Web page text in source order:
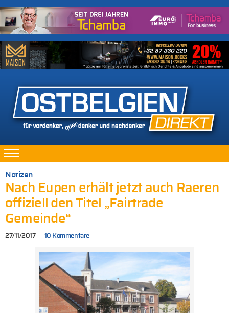
Notizen
Nach Eupen erhält jetzt auch Raeren
offiziell den Titel „Fairtrade
Gemeinde“
27/11/2017 10 Kommentare